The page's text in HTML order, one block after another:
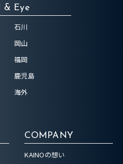
& Eye
石川
岡山
福岡
鹿児島
海外
COMPANY
KAINOの想い